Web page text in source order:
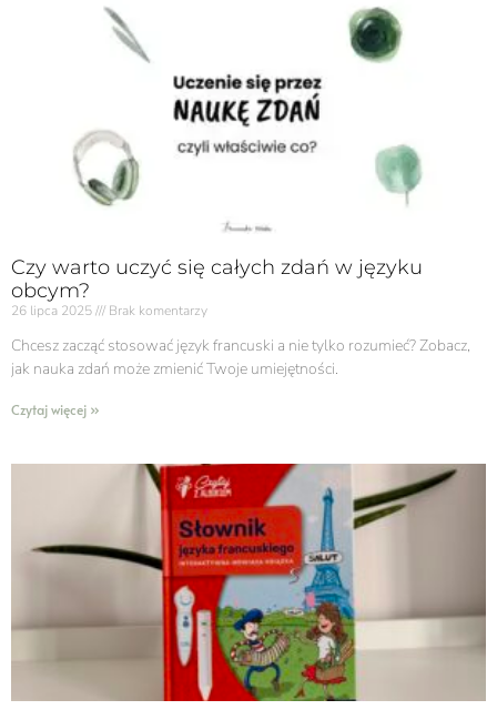
Czy warto uczyć się całych zdań w języku
obcym?
26 lipca 2025 Brak komentarzy
Chcesz zacząć stosować język francuski a nie tylko rozumieć? Zobacz,
jak nauka zdań może zmienić Twoje umiejętności.
Czytaj więcej »